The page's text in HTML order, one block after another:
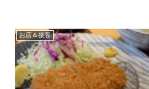
お店＆接客